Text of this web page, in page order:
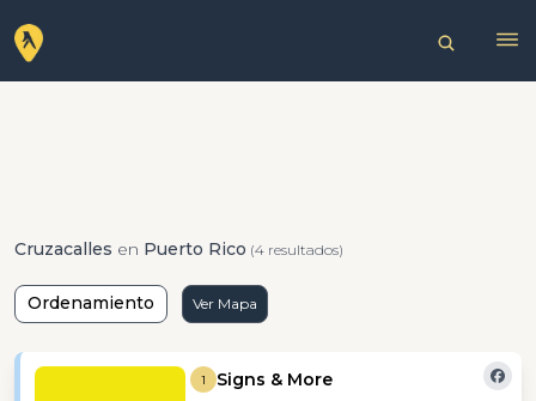
Cruzacalles en Puerto Rico (4 resultados)
Ordenamiento Ver Mapa
1 Signs & More